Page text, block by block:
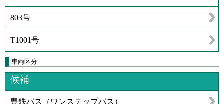
803号
T1001号
車両区分
候補
豊鉄バス（ワンステップバス）